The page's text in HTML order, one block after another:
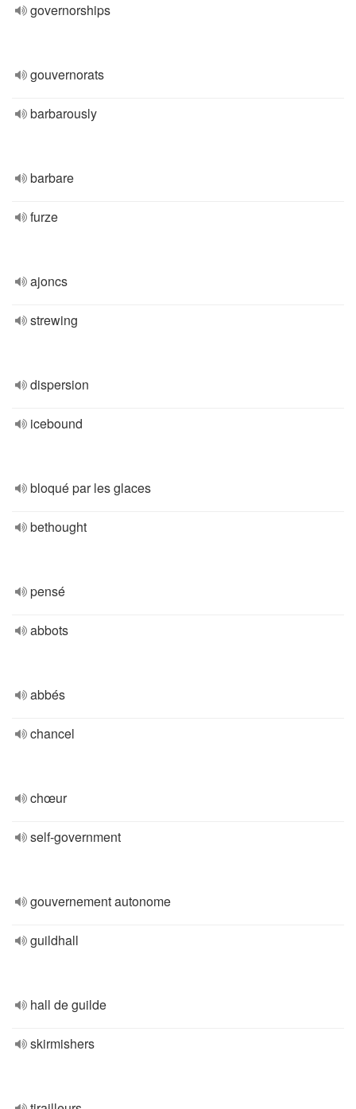
governorships
gouvernorats
barbarously
barbare
furze
ajoncs
strewing
dispersion
icebound
bloqué par les glaces
bethought
pensé
abbots
abbés
chancel
chœur
self-government
gouvernement autonome
guildhall
hall de guilde
skirmishers